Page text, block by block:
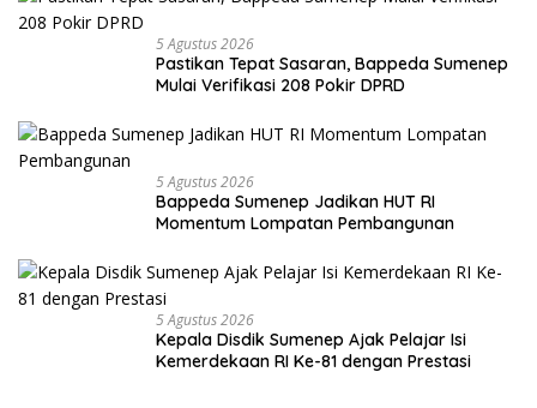
5 Agustus 2026
Pastikan Tepat Sasaran, Bappeda Sumenep
Mulai Verifikasi 208 Pokir DPRD
5 Agustus 2026
Bappeda Sumenep Jadikan HUT RI
Momentum Lompatan Pembangunan
5 Agustus 2026
Kepala Disdik Sumenep Ajak Pelajar Isi
Kemerdekaan RI Ke-81 dengan Prestasi